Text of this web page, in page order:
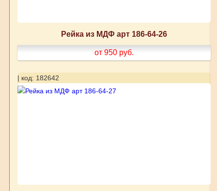
Рейка из МДФ арт 186-64-26
от 950 руб.
| код: 182642